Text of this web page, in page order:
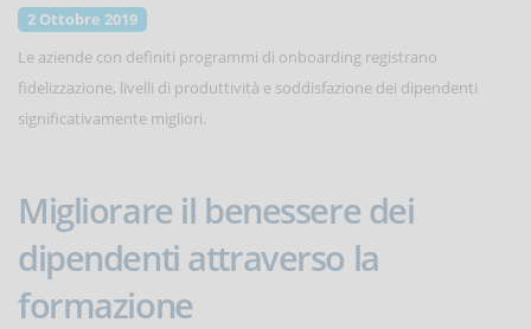
2 Ottobre 2019
Le aziende con definiti programmi di onboarding registrano
fidelizzazione, livelli di produttività e soddisfazione dei dipendenti
significativamente migliori.
Migliorare il benessere dei
dipendenti attraverso la
formazione